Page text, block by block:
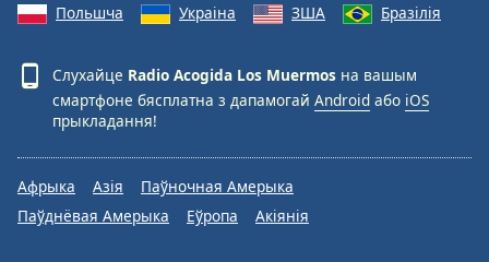
Польшча
Украіна ЗША Бразілія
Слухайце Radio Acogida Los Muermos на вашым
смартфоне бясплатна з дапамогай Android або iOS
прыкладання!
Афрыка Азія
Паўночная Амерыка
Паўднёвая Амерыка
Еўропа Акіянія